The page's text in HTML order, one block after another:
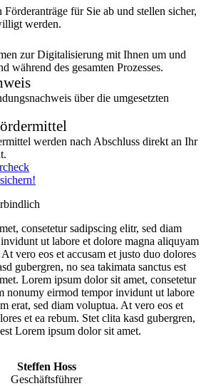
für Sie ab und stellen sicher,
werden.
zur Digitalisierung mit Ihnen um und
während des gesamten Prozesses.
über die umgesetzten
werden nach Abschluss direkt an Ihr
consetetur sadipscing elitr, sed diam
ut labore et dolore magna aliquyam
vero eos et accusam et justo duo dolores
gubergren, no sea takimata sanctus est
Lorem ipsum dolor sit amet, consetetur
nonumy eirmod tempor invidunt ut labore
erat, sed diam voluptua. At vero eos et
et ea rebum. Stet clita kasd gubergren,
Lorem ipsum dolor sit amet.
Steffen Hoss
Geschäftsführer